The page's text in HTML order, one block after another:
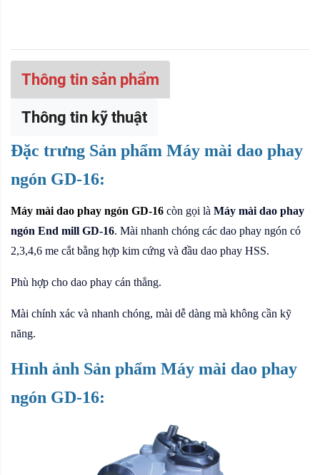
Thông tin sản phẩm
Thông tin kỹ thuật
Đặc trưng Sản phẩm Máy mài dao phay
ngón GD-16:
Máy mài dao phay ngón GD-16 còn gọi là Máy mài dao phay
ngón End mill GD-16. Mài nhanh chóng các dao phay ngón có
2,3,4,6 me cắt bằng hợp kim cứng và đầu dao phay HSS.
Phù hợp cho dao phay cán thẳng.
Mài chính xác và nhanh chóng, mài dễ dàng mà không cần kỹ
năng.
Hình ảnh Sản phẩm Máy mài dao phay
ngón GD-16: